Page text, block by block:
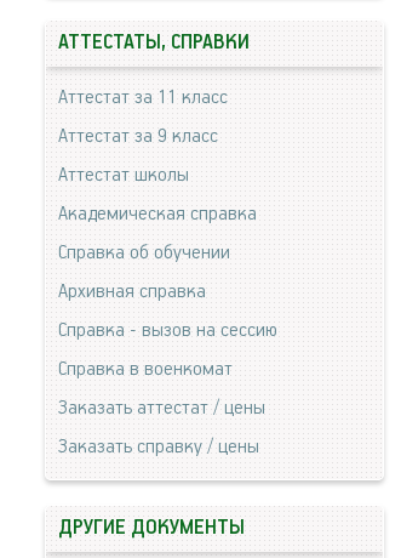
АТТЕСТАТЫ, СПРАВКИ
Аттестат за 11 класс
Аттестат за 9 класс
Аттестат школы
Академическая справка
Справка об обучении
Архивная справка
Справка - вызов на сессию
Справка в военкомат
Заказать аттестат / цены
Заказать справку / цены
ДРУГИЕ ДОКУМЕНТЫ